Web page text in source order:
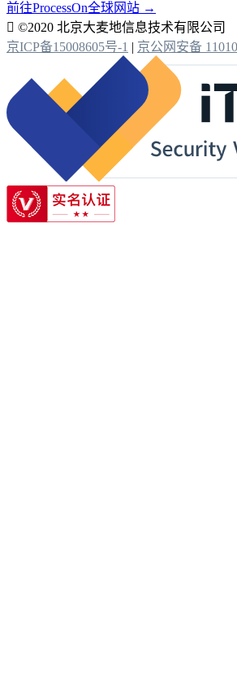
前往ProcessOn全球网站 →
 ©2020 北京大麦地信息技术有限公司
京ICP备15008605号-1 | 京公网安备